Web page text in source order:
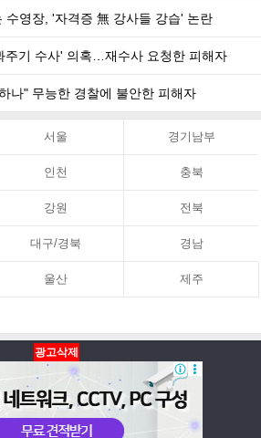
수영장, '자격증 無 강사들 강습' 논란
주기 수사' 의혹…재수사 요청한 피해자
나" 무능한 경찰에 불안한 피해자
서울 경기남부
인천 충북
강원 전북
대구/경북 경남
울산 제주
PC화면 맨위로
아뉴스통신 All Rights Reserved.
광고삭제